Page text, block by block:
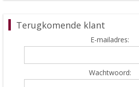
Terugkomende klant
E-mailadres:
Wachtwoord: